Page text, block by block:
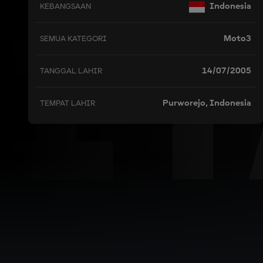
KEBANGSAAN Indonesia
SEMUA KATEGORI Moto3
TANGGAL LAHIR 14/07/2005
TEMPAT LAHIR Purworejo, Indonesia